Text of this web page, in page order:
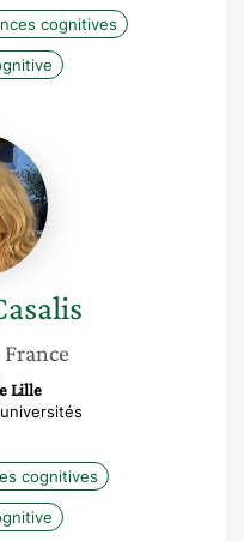
cognitives
France
Lille
cognitives